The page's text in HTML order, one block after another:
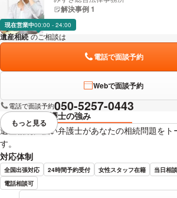
解決事例 1
現在営業中00:00 - 24:00
遺産相続 のご相談は
電話で面談予約
Webで面談予約
電話で面談予約050-5257-0443
弁護士の強み
遺産相続に強い弁護士があなたの相続問題をト
す。
対応体制
全国出張対応 24時間予約受付 女性スタッフ在籍 当日相
電話相談可
視覚的に省略されている要素を
もっと見る